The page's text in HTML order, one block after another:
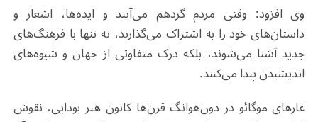
وی افزود: وقتی مردم گردهم می‌آیند و ایده‌ها، اشعار و
داستان‌های خود را به اشتراک می‌گذارند، نه تنها با فرهنگ‌های
جدید آشنا می‌شوند، بلکه درک متفاوتی از جهان و شیوه‌های
اندیشیدن پیدا می‌کنند.
غارهای موگائو در دون‌هوانگ قرن‌ها کانون هنر بودایی، نقوش